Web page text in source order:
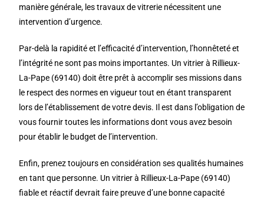
manière générale, les travaux de vitrerie nécessitent une
intervention d’urgence.
Par-delà la rapidité et l’efficacité d’intervention, l’honnêteté et
l’intégrité ne sont pas moins importantes. Un vitrier à Rillieux-
La-Pape (69140) doit être prêt à accomplir ses missions dans
le respect des normes en vigueur tout en étant transparent
lors de l’établissement de votre devis. Il est dans l’obligation de
vous fournir toutes les informations dont vous avez besoin
pour établir le budget de l’intervention.
Enfin, prenez toujours en considération ses qualités humaines
en tant que personne. Un vitrier à Rillieux-La-Pape (69140)
fiable et réactif devrait faire preuve d’une bonne capacité